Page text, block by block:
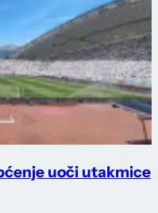
uoči utakmice